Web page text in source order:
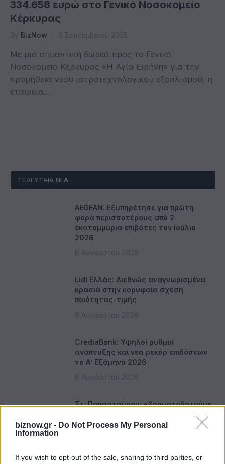
biznow.gr - Do Not Process My Personal
Information
If you wish to opt-out of the sale, sharing to third parties, or
334.658 ευρώ στο Γενικό Νοσοκομείο
Κέρκυρας
By BizNow 3 Σεπτεμβρίου 2025
Με μια σημαντική δωρεά προς το Γενικό
Νοσοκομείο Κέρκυρας «Η Αγία Ειρήνη» για την
προμήθεια νέου ιατροτεχνολογικού εξοπλισμού, η
εταιρεία…
ΤΕΛΕΥΤΑΊΑ ΝΈΑ
AEGEAN: Εξυπηρέτησε για πρώτη
φορά περισσοτέρους από 2
εκατομμύρια επιβάτες τον Ιούλιο
2026
6 Αυγούστου 2026
Lidl Ελλάς: Διεθνώς αναγνωρισμένα
κρασιά στην κορυφαία σχέση
ποιότητας-τιμής
6 Αυγούστου 2026
CrediaBank: Υψηλοί ρυθμοί
ανάπτυξης και νέα ρεκόρ επιδόσεων
το Α’ Εξάμηνο 2026
6 Αυγούστου 2026
Στ. Παπασταύρου: «Χρηματοδοτούμε
αναβάθμιση του Γηροκομείου